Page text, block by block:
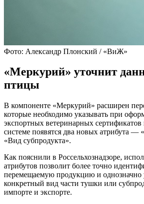
Фото: Александр Плонский / «ВиЖ»
«Меркурий» уточнит
птицы
В компоненте «Меркурий» расширен
которые необходимо указывать при
экспортных ветеринарных
системе появятся два новых атрибута —
«Вид субпродукта».
Как пояснили в Россельхознадзоре,
атрибутов позволит более точно
перемещаемую продукцию и однозначно
конкретный вид части тушки или
импорте и экспорте.